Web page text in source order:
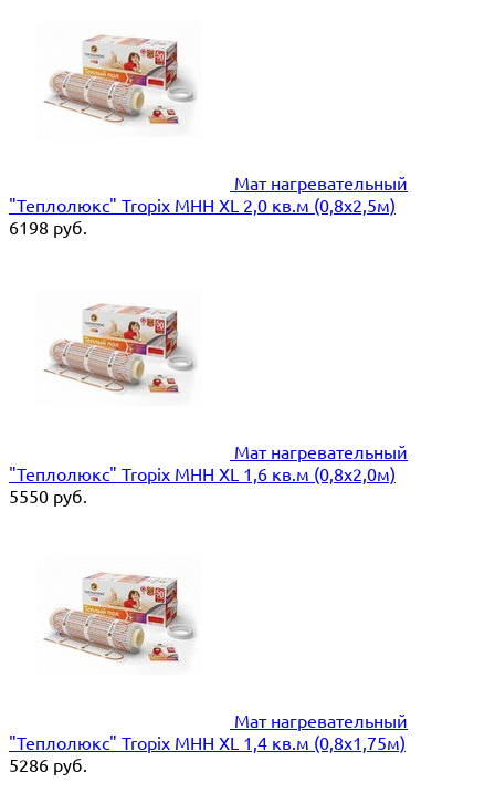
Мат нагревательный
"Теплолюкс" Tropix МНН XL 2,0 кв.м (0,8х2,5м)
6198 руб.
Мат нагревательный
"Теплолюкс" Tropix МНН XL 1,6 кв.м (0,8х2,0м)
5550 руб.
Мат нагревательный
"Теплолюкс" Tropix МНН XL 1,4 кв.м (0,8х1,75м)
5286 руб.